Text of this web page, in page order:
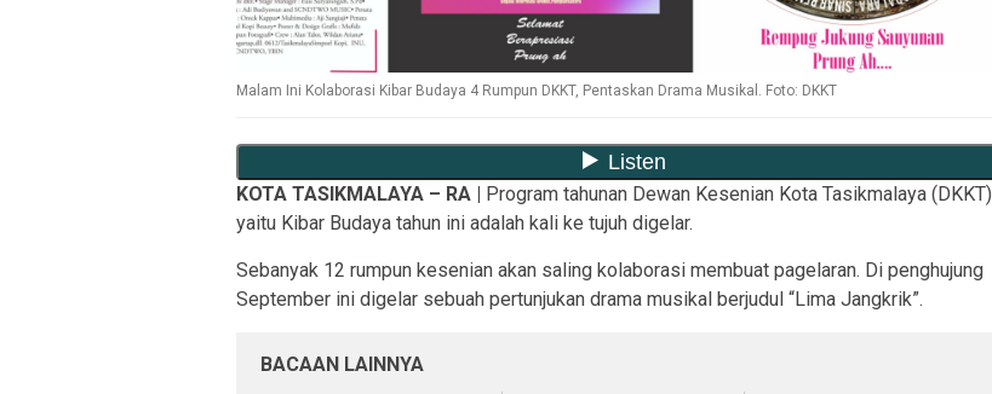
Malam Ini Kolaborasi Kibar Budaya 4 Rumpun DKKT, Pentaskan Drama Musikal. Foto: DKKT
KOTA TASIKMALAYA – RA |
Program tahunan Dewan Kesenian Kota Tasikmalaya (DKKT)
yaitu Kibar Budaya tahun ini adalah kali ke tujuh digelar.
Sebanyak 12 rumpun kesenian akan saling kolaborasi membuat pagelaran. Di penghujung
September ini digelar sebuah pertunjukan drama musikal berjudul “Lima Jangkrik”.
BACAAN LAINNYA